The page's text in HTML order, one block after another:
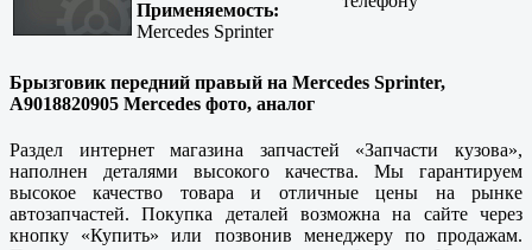
Применяемость:
Mercedes Sprinter
Брызговик передний правый на Mercedes Sprinter,
A9018820905 Mercedes фото, аналог
Раздел интернет магазина запчастей «Запчасти кузова»,
наполнен деталями высокого качества. Мы гарантируем
высокое качество товара и отличные цены на рынке
автозапчастей. Покупка деталей возможна на сайте через
кнопку «Купить» или позвонив менеджеру по продажам.